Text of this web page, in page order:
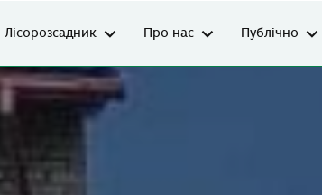
Лісорозсадник Про нас Публічно